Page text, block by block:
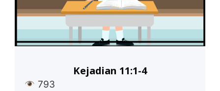
793
Kejadian 11:1-4